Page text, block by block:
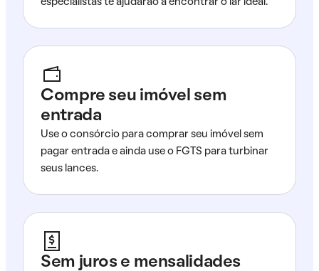
especialistas te ajudarão a encontrar o lar ideal.
Compre seu imóvel sem
entrada
Use o consórcio para comprar seu imóvel sem
pagar entrada e ainda use o FGTS para turbinar
seus lances.
Sem juros e mensalidades